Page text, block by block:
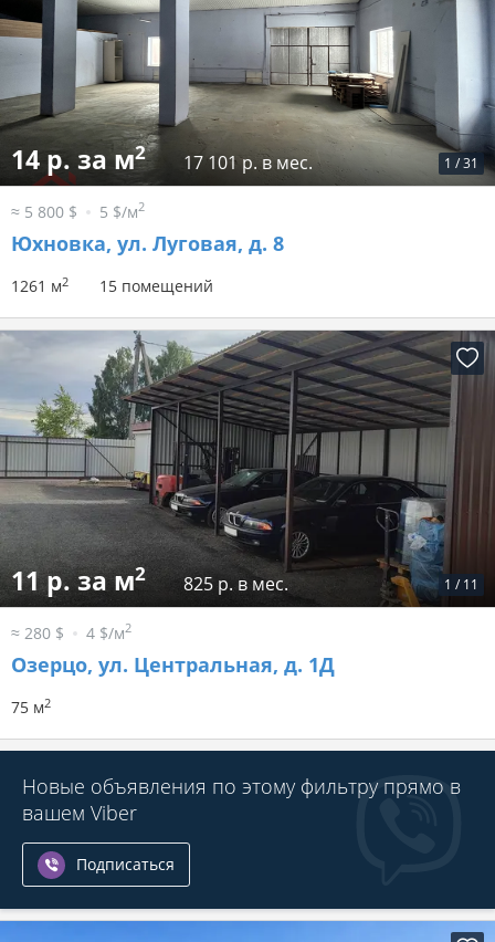
1 /31
14 р. за м2 17 101 р. в мес.
≈ 5 800 $ 5 $/м2
Юхновка, ул. Луговая, д. 8
1261 м2 15 помещений
1 / 11
11 р. за м2 825 р. в мес.
≈ 280 $ 4 $/м2
Озерцо, ул. Центральная, д. 1Д
75 м2
Новые объявления по этому фильтру прямо в
вашем Viber
Подписаться